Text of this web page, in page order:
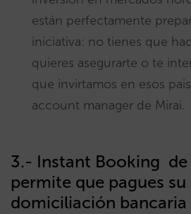
están perfectamente
iniciativa: no tienes que
quieres asegurarte o te
que invirtamos en esos
account manager de Mirai.
3.- Instant Booking de
permite que pagues
domiciliación bancaria